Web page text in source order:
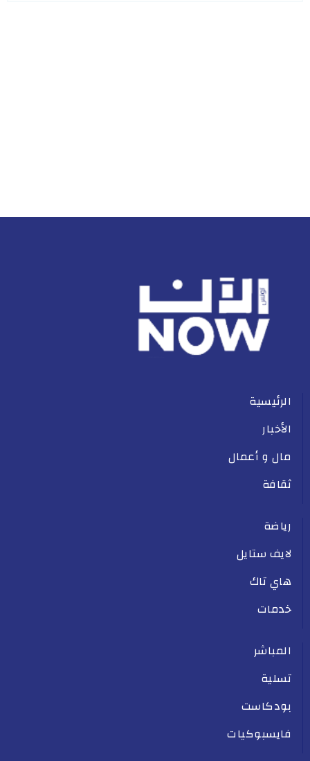
الرئيسية
الأخبار
مال و أعمال
ثقافة
رياضة
لايف ستايل
هاي تاك
خدمات
المباشر
تسلية
بودكاست
فايسبوكيات